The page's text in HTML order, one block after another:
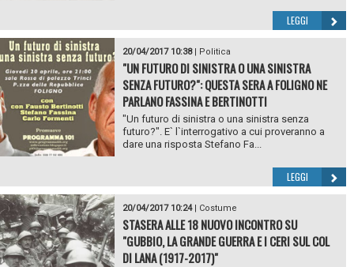
LEGGI
20/04/2017 10:38| Politica
"UN FUTURO DI SINISTRA O UNA SINISTRA
SENZA FUTURO?": QUESTA SERA A FOLIGNO NE
PARLANO FASSINA E BERTINOTTI
"Un futuro di sinistra o una sinistra senza
futuro?". E` l`interrogativo a cui proveranno a
dare una risposta Stefano Fa...
LEGGI
20/04/2017 10:24| Costume
STASERA ALLE 18 NUOVO INCONTRO SU
"GUBBIO, LA GRANDE GUERRA E I CERI SUL COL
DI LANA (1917-2017)"